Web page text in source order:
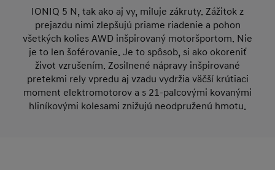
IONIQ 5 N, tak ako aj vy, miluje zákruty. Zážitok z
prejazdu nimi zlepšujú priame riadenie a pohon
všetkých kolies AWD inšpirovaný motoršportom. Nie
je to len šoférovanie. Je to spôsob, si ako okoreniť
život vzrušením. Zosilnené nápravy inšpirované
pretekmi rely vpredu aj vzadu vydržia väčší krútiaci
moment elektromotorov a s 21-palcovými kovanými
hliníkovými kolesami znižujú neodpruženú hmotu.